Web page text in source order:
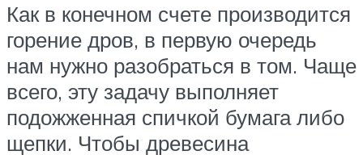
Как в конечном счете производится
горение дров, в первую очередь
нам нужно разобраться в том. Чаще
всего, эту задачу выполняет
подожженная спичкой бумага либо
щепки. Чтобы древесина